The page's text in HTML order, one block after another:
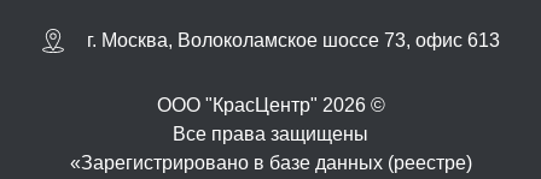
г. Москва, Волоколамское шоссе 73, офис 613
ООО "КрасЦентр" 2026 ©
Все права защищены
«Зарегистрировано в базе данных (реестре)